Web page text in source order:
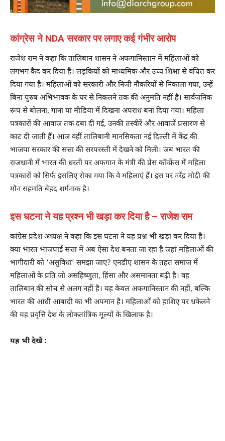
कांग्रेस ने NDA सरकार पर लगाए कई गंभीर आरोप
राजेश राम ने कहा कि तालिबान शासन ने अफगानिस्तान में महिलाओं को
लगभग कैद कर दिया है। लड़कियों को माध्यमिक और उच्च शिक्षा से वंचित कर
दिया गया है। महिलाओं को सरकारी और निजी नौकरियों से निकाला गया, उन्हें
बिना पुरुष अभिभावक के घर से निकलने तक की अनुमति नहीं है। सार्वजनिक
रूप से बोलना, गाना या मीडिया में दिखना अपराध बना दिया गया। महिला
पत्रकारों की आवाज तक दबा दी गई, उनकी तस्वीरें और आवाजें प्रसारण से
काट दी जाती हैं। आज वहीं तालिबानी मानसिकता नई दिल्ली में केंद्र की
भाजपा सरकार की सत्ता की सरपरस्ती में देखने को मिली। जब भारत की
राजधानी में भारत की धरती पर अफगान के मंत्री की प्रेस कॉन्फ्रेंस में महिला
पत्रकारों को सिर्फ इसलिए रोका गया कि वे महिलाएं हैं। इस पर नरेंद्र मोदी की
मौन सहमति बेहद शर्मनाक है।
इस घटना ने यह प्रश्न भी खड़ा कर दिया है – राजेश राम
कांग्रेस प्रदेश अध्यक्ष ने कहा कि इस घटना ने यह प्रश्न भी खड़ा कर दिया है।
क्या भारत भाजपाई सत्ता में अब ऐसा देश बनता जा रहा है जहां महिलाओं की
भागीदारी को ‘असुविधा’ समझा जाए? एनडीए शासन के तहत समाज में
महिलाओं के प्रति जो असहिष्णुता, हिंसा और असमानता बढ़ी है। वह
तालिबान की सोच से अलग नहीं है। यह केवल अफगानिस्तान की नहीं, बल्कि
भारत की आधी आबादी का भी अपमान है। महिलाओं को हाशिए पर धकेलने
की यह प्रवृत्ति देश के लोकतांत्रिक मूल्यों के खिलाफ है।
यह भी देखें :